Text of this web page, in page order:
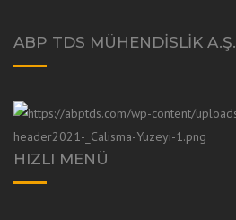
ABP TDS MÜHENDISLIK A.Ş.
HIZLI MENÜ